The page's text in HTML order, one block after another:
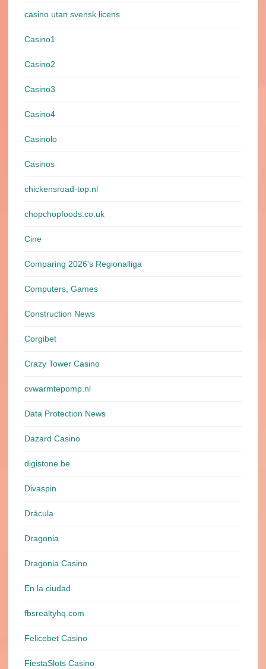
casino utan svensk licens
Casino1
Casino2
Casino3
Casino4
Casinolo
Casinos
chickensroad-top.nl
chopchopfoods.co.uk
Cine
Comparing 2026's Regionalliga
Computers, Games
Construction News
Corgibet
Crazy Tower Сasino
cvwarmtepomp.nl
Data Protection News
Dazard Casino
digistone.be
Divaspin
Drácula
Dragonia
Dragonia Casino
En la ciudad
fbsrealtyhq.com
Felicebet Casino
FiestaSlots Casino